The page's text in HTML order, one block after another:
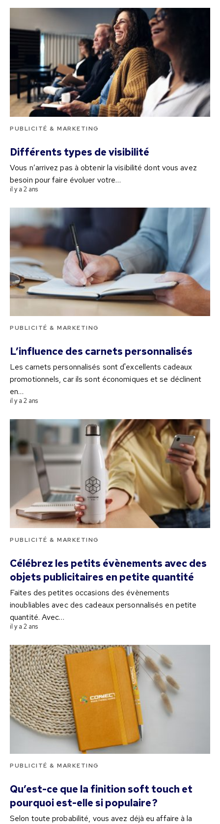
PUBLICITÉ & MARKETING
Différents types de visibilité
Vous n’arrivez pas à obtenir la visibilité dont vous avez
besoin pour faire évoluer votre…
il y a 2 ans
PUBLICITÉ & MARKETING
L’influence des carnets personnalisés
Les carnets personnalisés sont d'excellents cadeaux
promotionnels, car ils sont économiques et se déclinent
en…
il y a 2 ans
PUBLICITÉ & MARKETING
Célébrez les petits évènements avec des
objets publicitaires en petite quantité
Faites des petites occasions des évènements
inoubliables avec des cadeaux personnalisés en petite
quantité. Avec…
il y a 2 ans
PUBLICITÉ & MARKETING
Qu’est-ce que la finition soft touch et
pourquoi est-elle si populaire ?
Selon toute probabilité, vous avez déjà eu affaire à la